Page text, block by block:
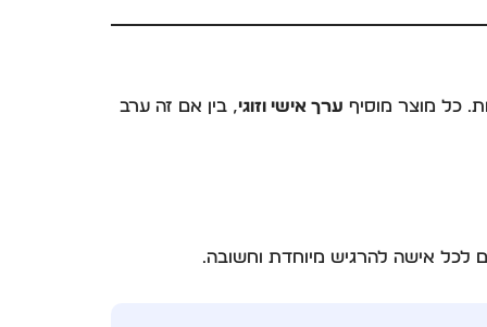
כל מוצר מוסיף ערך אישי וזוגי, בין אם זה ערב
לכל אישה להרגיש מיוחדת וחשובה.